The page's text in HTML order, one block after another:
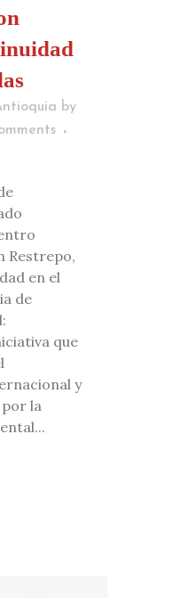
by
Restrepo,
en el
de
que
y
por la